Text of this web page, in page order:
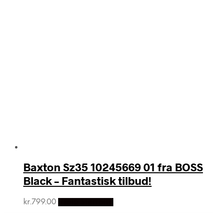
Baxton Sz35 10245669 01 fra BOSS
Black – Fantastisk tilbud!
kr.799.00